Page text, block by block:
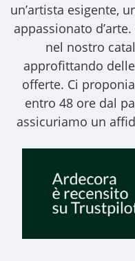
un’artista esigente,
appassionato
nel nostro
approfittando
offerte. Ci
entro 48 ore dal
assicuriamo un